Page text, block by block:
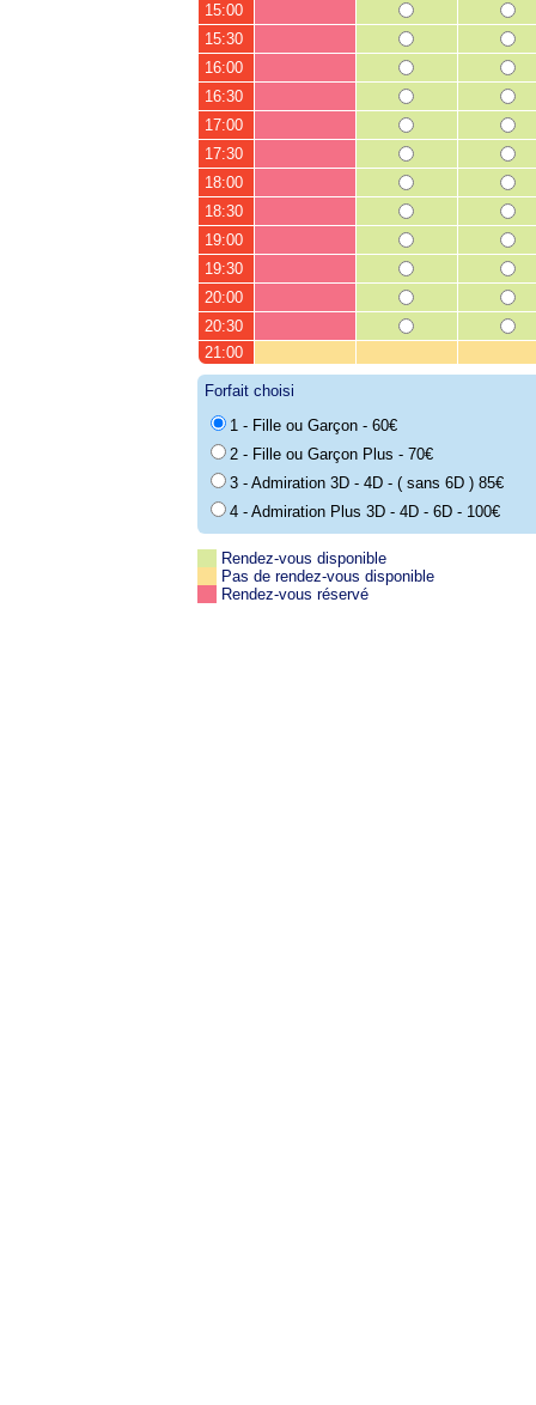
15:00
15:30
16:00
16:30
17:00
17:30
18:00
18:30
19:00
19:30
20:00
20:30
21:00
Forfait choisi
1 - Fille ou Garçon - 60€
2 - Fille ou Garçon Plus - 70€
3 - Admiration 3D - 4D - ( sans 6D ) 85€
4 - Admiration Plus 3D - 4D - 6D - 100€
Rendez-vous disponible
Pas de rendez-vous disponible
Rendez-vous réservé